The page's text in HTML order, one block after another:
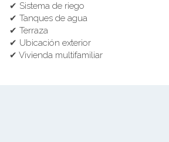
✔ Sistema de riego
✔ Tanques de agua
✔ Terraza
✔ Ubicación exterior
✔ Vivienda multifamiliar